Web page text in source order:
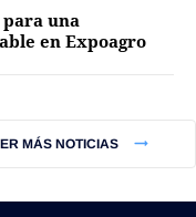
una
en Expoagro
MÁS NOTICIAS